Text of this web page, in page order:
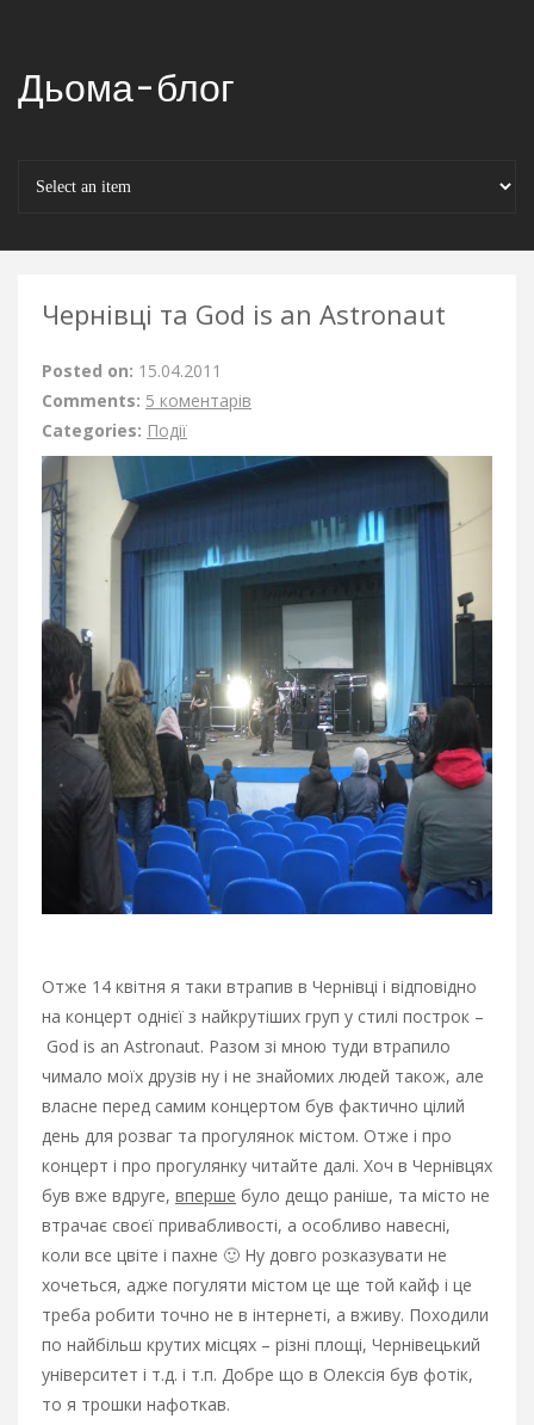
Дьома-блог
Чернівці та God is an Astronaut
Posted on: 15.04.2011
Comments: 5 коментарів
Categories: Події
Отже 14 квітня я таки втрапив в Чернівці і відповідно
на концерт однієї з найкрутіших груп у стилі построк –
God is an Astronaut. Разом зі мною туди втрапило
чимало моїх друзів ну і не знайомих людей також, але
власне перед самим концертом був фактично цілий
день для розваг та прогулянок містом. Отже і про
концерт і про прогулянку читайте далі. Хоч в Чернівцях
був вже вдруге, вперше було дещо раніше, та місто не
втрачає своєї привабливості, а особливо навесні,
коли все цвіте і пахне 🙂 Ну довго розказувати не
хочеться, адже погуляти містом це ще той кайф і це
треба робити точно не в інтернеті, а вживу. Походили
по найбільш крутих місцях – різні площі, Чернівецький
університет і т.д. і т.п. Добре що в Олексія був фотік,
то я трошки нафоткав.